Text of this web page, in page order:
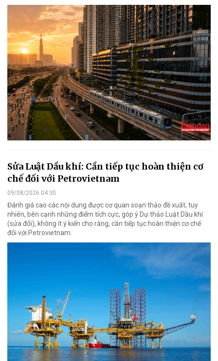
Sửa Luật Dầu khí: Cần tiếp tục hoàn thiện cơ
chế đối với Petrovietnam
09/08/2026 04:30
Đánh giá cao các nội dung được cơ quan soạn thảo đề xuất, tuy
nhiên, bên cạnh những điểm tích cực, góp ý Dự thảo Luật Dầu khí
(sửa đổi), không ít ý kiến cho rằng, cần tiếp tục hoàn thiện cơ chế
đối với Petrovietnam.